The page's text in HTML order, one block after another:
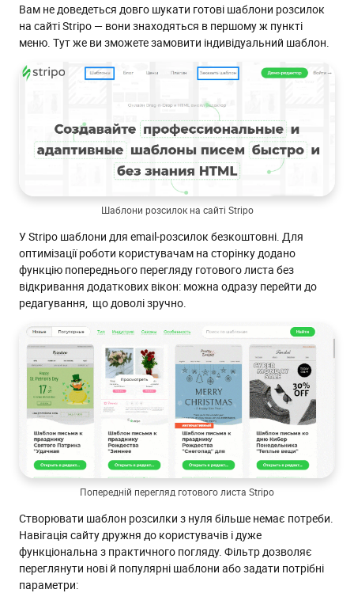
Вам не доведеться довго шукати готові шаблони розсилок
на сайті Stripo — вони знаходяться в першому ж пункті
меню. Тут же ви зможете замовити індивідуальний шаблон.
Шаблони розсилок на сайті Stripo
У Stripo шаблони для email-розсилок безкоштовні. Для
оптимізації роботи користувачам на сторінку додано
функцію попереднього перегляду готового листа без
відкривання додаткових вікон: можна одразу перейти до
редагування, що доволі зручно.
Попередній перегляд готового листа Stripo
Створювати шаблон розсилки з нуля більше немає потреби.
Навігація сайту дружня до користувачів і дуже
функціональна з практичного погляду. Фільтр дозволяє
переглянути нові й популярні шаблони або задати потрібні
параметри: